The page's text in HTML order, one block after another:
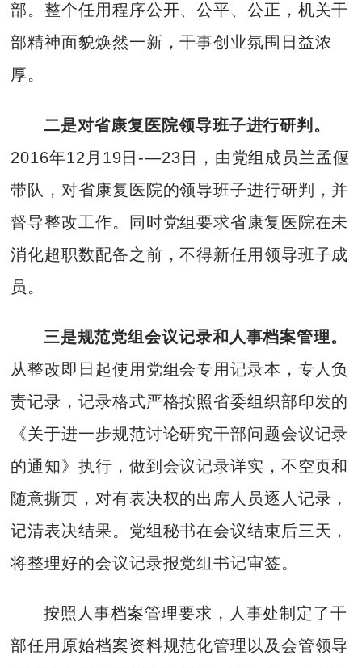
部。整个任用程序公开、公平、公正，机关干
部精神面貌焕然一新，干事创业氛围日益浓
厚。
二是对省康复医院领导班子进行研判。
2016年12月19日-—23日，由党组成员兰孟偃
带队，对省康复医院的领导班子进行研判，并
督导整改工作。同时党组要求省康复医院在未
消化超职数配备之前，不得新任用领导班子成
员。
三是规范党组会议记录和人事档案管理。
从整改即日起使用党组会专用记录本，专人负
责记录，记录格式严格按照省委组织部印发的
《关于进一步规范讨论研究干部问题会议记录
的通知》执行，做到会议记录详实，不空页和
随意撕页，对有表决权的出席人员逐人记录，
记清表决结果。党组秘书在会议结束后三天，
将整理好的会议记录报党组书记审签。
按照人事档案管理要求，人事处制定了干
部任用原始档案资料规范化管理以及会管领导